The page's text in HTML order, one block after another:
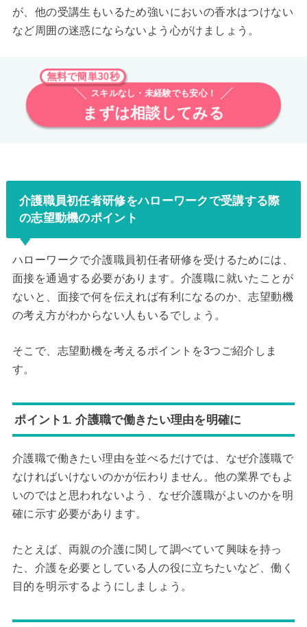
が、他の受講生もいるため強いにおいの香水はつけない
など周囲の迷惑にならないよう心がけましょう。
無料で簡単30秒
スキルなし・未経験でも安心！
まずは相談してみる
介護職員初任者研修をハローワークで受講する際
の志望動機のポイント
ハローワークで介護職員初任者研修を受けるためには、
面接を通過する必要があります。介護職に就いたことが
ないと、面接で何を伝えれば有利になるのか、志望動機
の考え方がわからない人もいるでしょう。
そこで、志望動機を考えるポイントを3つご紹介しま
す。
ポイント1. 介護職で働きたい理由を明確に
介護職で働きたい理由を並べるだけでは、なぜ介護職で
なければいけないのかが伝わりません。他の業界でもよ
いのではと思われないよう、なぜ介護職がよいのかを明
確に示す必要があります。
たとえば、両親の介護に関して調べていて興味を持っ
た、介護を必要としている人の役に立ちたいなど、働く
目的を明示するようにしましょう。